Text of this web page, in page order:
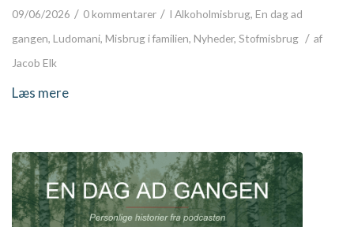
09/06/2026 / 0 kommentarer / I Alkoholmisbrug, En dag ad
gangen, Ludomani, Misbrug i familien, Nyheder, Stofmisbrug / af
Jacob Elk
Læs mere